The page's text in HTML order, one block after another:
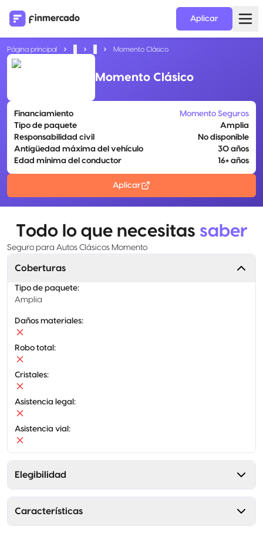
Aplicar
Página principal Momento Clásico
Momento Clásico
Financiamiento
Momento Seguros
Tipo de paquete
Amplia
Responsabilidad civil
No disponible
Antigüedad máxima del vehículo
30 años
Edad mínima del conductor
16+ años
Aplicar
Todo lo que necesitas saber
Seguro para Autos Clásicos Momento
Coberturas
Tipo de paquete:
Amplia
Daños materiales:
Robo total :
Cristales:
Asistencia legal :
Asistencia vial :
Elegibilidad
Características